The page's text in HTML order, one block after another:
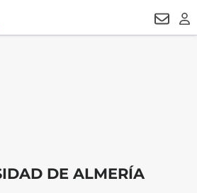
DRON UDA
DE ALMERÍA